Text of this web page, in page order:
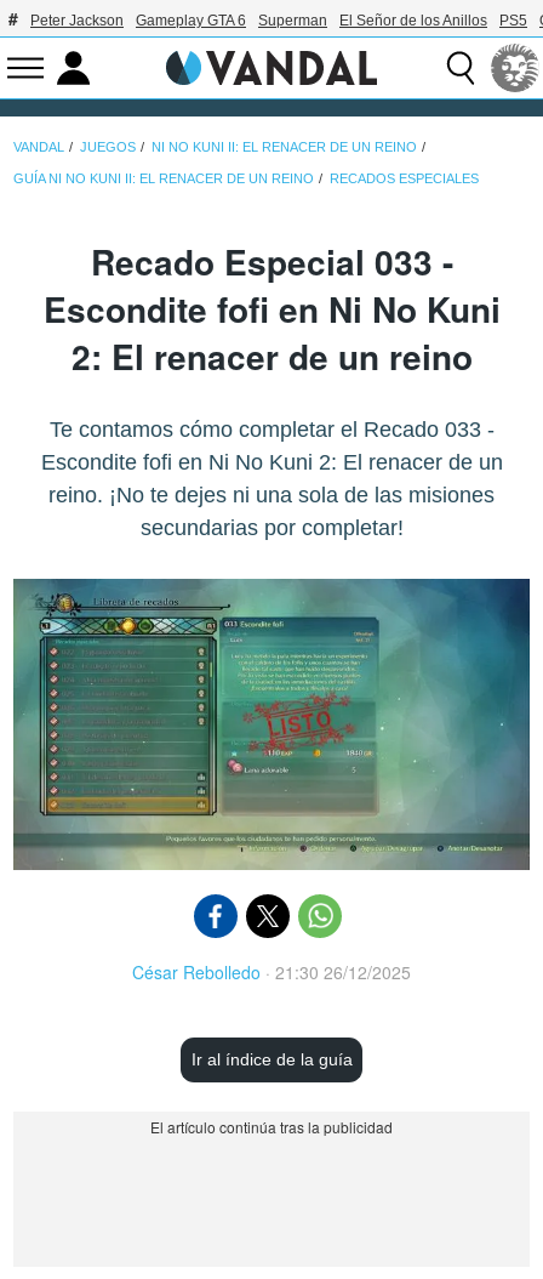
Peter Jackson Gameplay GTA 6 Superman El Señor de los Anillos PS5
VANDAL JUEGOS NI NO KUNI II: EL RENACER DE UN REINO
GUÍA NI NO KUNI II: EL RENACER DE UN REINO RECADOS ESPECIALES
Recado Especial 033 -
Escondite fofi en Ni No Kuni
2: El renacer de un reino
Te contamos cómo completar el Recado 033 -
Escondite fofi en Ni No Kuni 2: El renacer de un
reino. ¡No te dejes ni una sola de las misiones
secundarias por completar!
César Rebolledo · 21:30 26/12/2025
Ir al índice de la guía